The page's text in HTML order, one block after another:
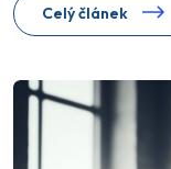
Celý článek